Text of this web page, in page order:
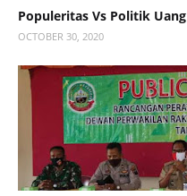
Populeritas Vs Politik Uang
OCTOBER 30, 2020